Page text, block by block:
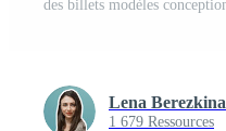
Lena Berezkina
1 679 Ressources